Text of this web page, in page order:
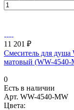
11 201 ₽
Смеситель для
матовый (WW-4540-
0
Есть в наличии
Арт. WW-4540-MW
Цвета: